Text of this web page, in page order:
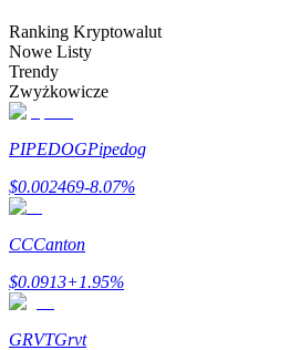
Analiza Big Data, w tym
Ranking Kryptowalut
Nowe Listy
Trendy
Zwyżkowicze
PIPEDOGPipedog
$0.002469-8.07%
CCCanton
$0.0913+1.95%
GRVTGrvt